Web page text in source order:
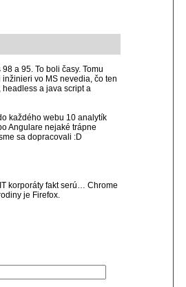
a 95. To boli časy. Tomu
vo MS nevedia, čo ten
headless a java script a
každého webu 10 analytík
Angulare nejaké trápne
sa dopracovali :D
korporáty fakt serú… Chrome
je Firefox.